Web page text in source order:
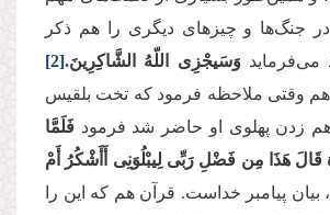
در جنگ‌ها و چیزهای دیگری را هم ذکر
می‌فرمایدوَسَیجْزِی اللّهُ الشَّاكِرِینَ.[2]
وقتی ملاحظه فرمود که تخت بلقیس
زدن پهلوی او حاضر شد فرمود فَلَمَّا
قَالَ هَذَا مِن فَضْلِ رَبِّی لِیبْلُوَنِی أَأَشْكُرُ أَمْ
بیان پیامبر خداست. قرآن هم که این را